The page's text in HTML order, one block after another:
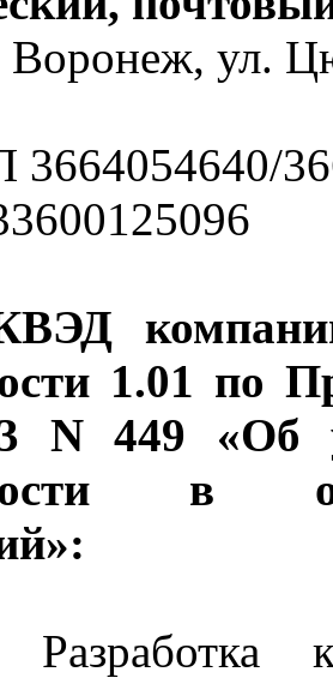
Воронеж, ул.
1.01 по
N 449 «Об
в